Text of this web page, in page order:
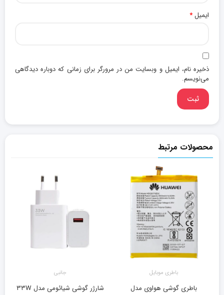
ایمیل*
ذخیره نام، ایمیل و وبسایت من در مرورگر برای زمانی که دوباره دیدگاهی
می‌نویسم.
محصولات مرتبط
باطری موبایل
باطری گوشی هواوی مدل
جانبی
شارژر گوشی شیائومی مدل ۳۳W